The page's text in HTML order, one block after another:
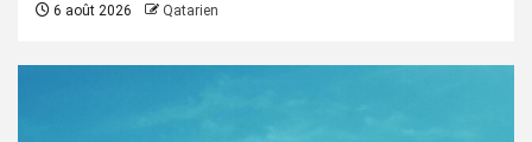
6 août 2026 Qatarien